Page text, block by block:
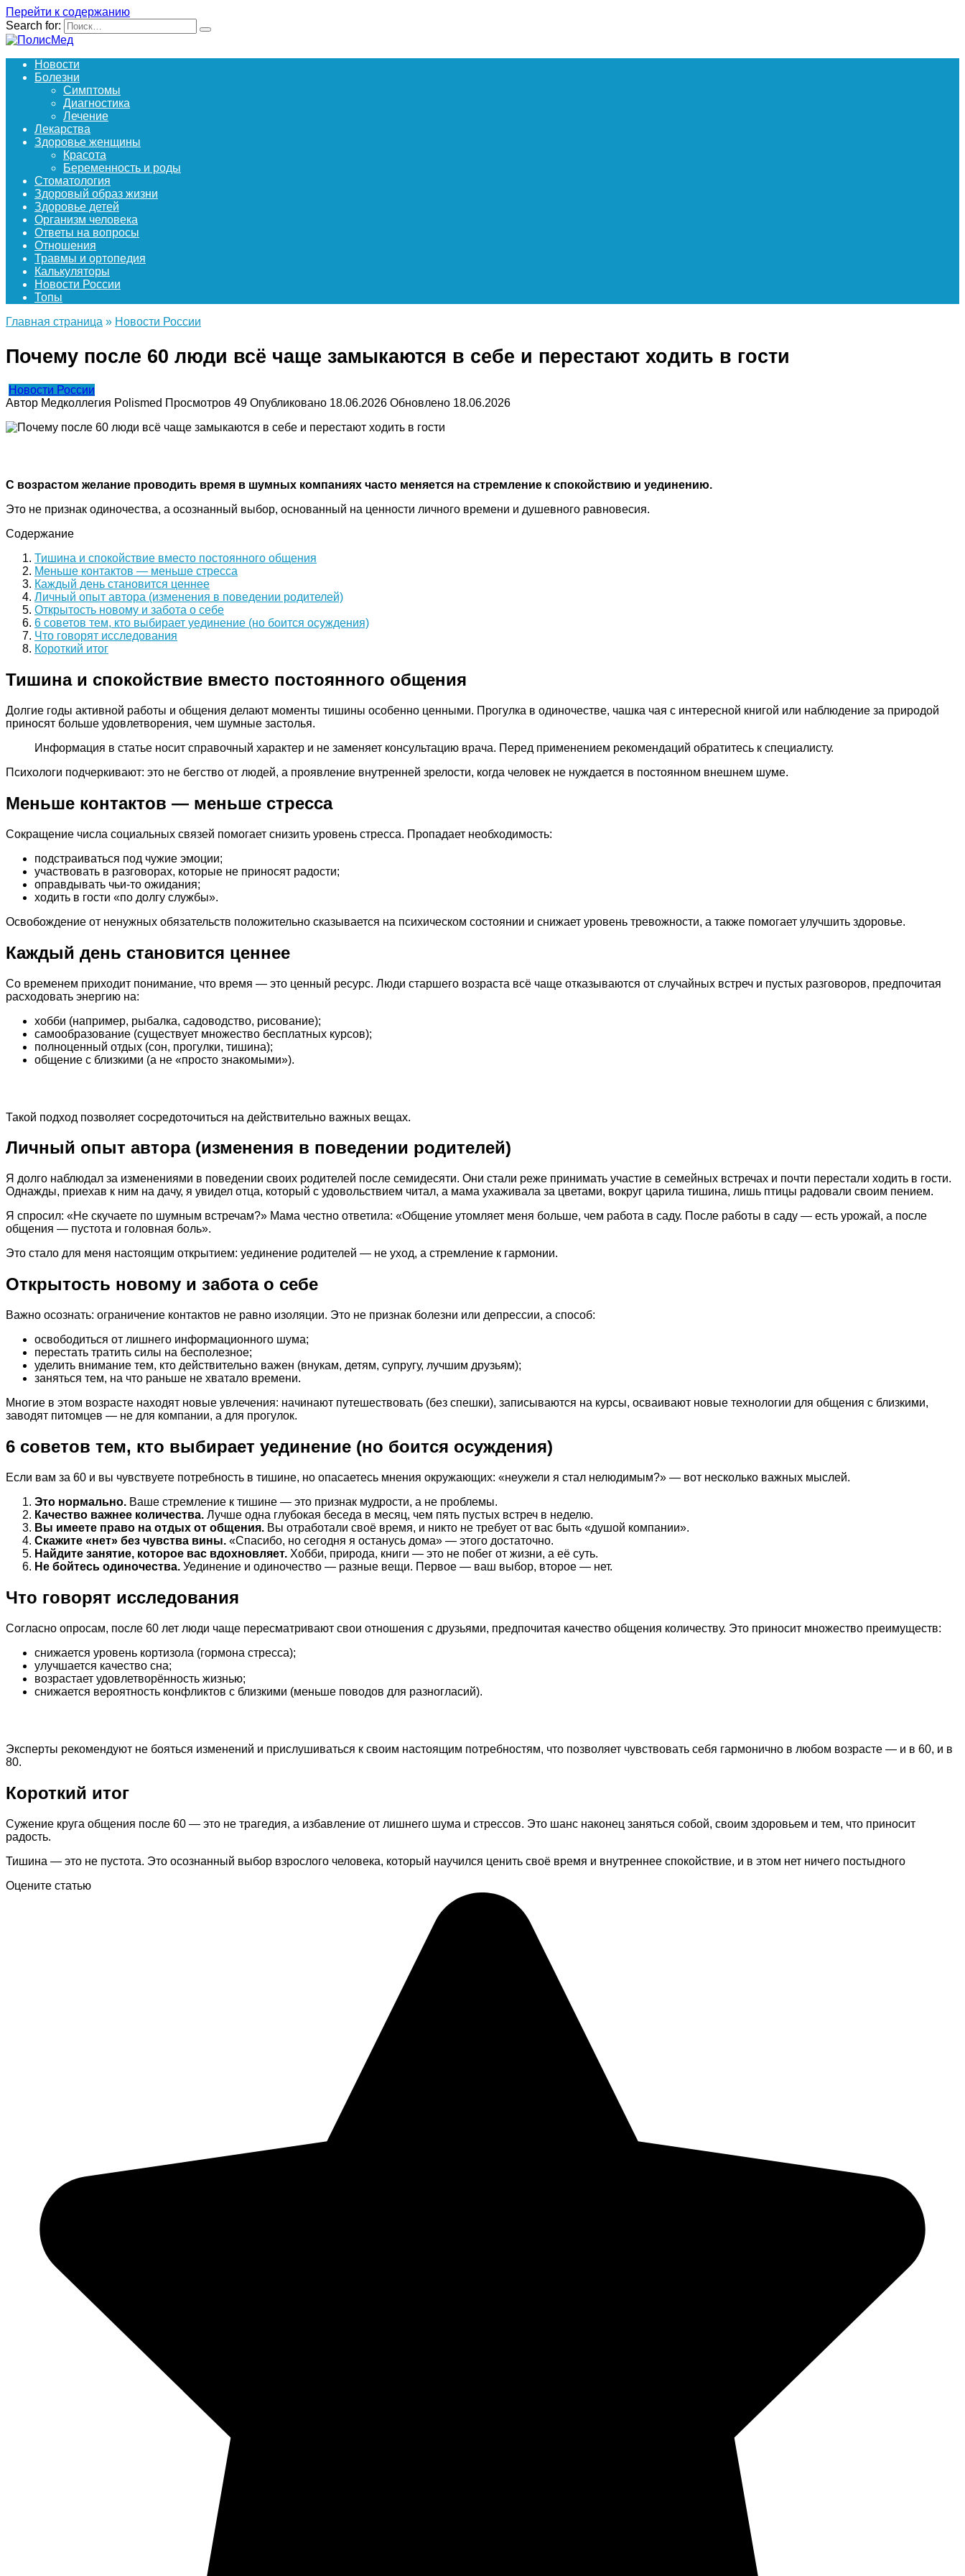
Перейти к содержанию
Search for:
Новости
Болезни
Симптомы
Диагностика
Лечение
Лекарства
Здоровье женщины
Красота
Беременность и роды
Стоматология
Здоровый образ жизни
Здоровье детей
Организм человека
Ответы на вопросы
Отношения
Травмы и ортопедия
Калькуляторы
Новости России
Топы
Главная страница » Новости России
Почему после 60 люди всё чаще замыкаются в себе и перестают ходить в гости
Новости России
Автор Медколлегия Polismed Просмотров 49 Опубликовано 18.06.2026 Обновлено 18.06.2026
С возрастом желание проводить время в шумных компаниях часто меняется на стремление к спокойствию и уединению.
Это не признак одиночества, а осознанный выбор, основанный на ценности личного времени и душевного равновесия.
Содержание
Тишина и спокойствие вместо постоянного общения
Меньше контактов — меньше стресса
Каждый день становится ценнее
Личный опыт автора (изменения в поведении родителей)
Открытость новому и забота о себе
6 советов тем, кто выбирает уединение (но боится осуждения)
Что говорят исследования
Короткий итог
Тишина и спокойствие вместо постоянного общения
Долгие годы активной работы и общения делают моменты тишины особенно ценными. Прогулка в одиночестве, чашка чая с интересной книгой или наблюдение за природой
приносят больше удовлетворения, чем шумные застолья.
Информация в статье носит справочный характер и не заменяет консультацию врача. Перед применением рекомендаций обратитесь к специалисту.
Психологи подчеркивают: это не бегство от людей, а проявление внутренней зрелости, когда человек не нуждается в постоянном внешнем шуме.
Меньше контактов — меньше стресса
Сокращение числа социальных связей помогает снизить уровень стресса. Пропадает необходимость:
подстраиваться под чужие эмоции;
участвовать в разговорах, которые не приносят радости;
оправдывать чьи-то ожидания;
ходить в гости «по долгу службы».
Освобождение от ненужных обязательств положительно сказывается на психическом состоянии и снижает уровень тревожности, а также помогает улучшить здоровье.
Каждый день становится ценнее
Со временем приходит понимание, что время — это ценный ресурс. Люди старшего возраста всё чаще отказываются от случайных встреч и пустых разговоров, предпочитая
расходовать энергию на:
хобби (например, рыбалка, садоводство, рисование);
самообразование (существует множество бесплатных курсов);
полноценный отдых (сон, прогулки, тишина);
общение с близкими (а не «просто знакомыми»).
Такой подход позволяет сосредоточиться на действительно важных вещах.
Личный опыт автора (изменения в поведении родителей)
Я долго наблюдал за изменениями в поведении своих родителей после семидесяти. Они стали реже принимать участие в семейных встречах и почти перестали ходить в гости.
Однажды, приехав к ним на дачу, я увидел отца, который с удовольствием читал, а мама ухаживала за цветами, вокруг царила тишина, лишь птицы радовали своим пением.
Я спросил: «Не скучаете по шумным встречам?» Мама честно ответила: «Общение утомляет меня больше, чем работа в саду. После работы в саду — есть урожай, а после
общения — пустота и головная боль».
Это стало для меня настоящим открытием: уединение родителей — не уход, а стремление к гармонии.
Открытость новому и забота о себе
Важно осознать: ограничение контактов не равно изоляции. Это не признак болезни или депрессии, а способ:
освободиться от лишнего информационного шума;
перестать тратить силы на бесполезное;
уделить внимание тем, кто действительно важен (внукам, детям, супругу, лучшим друзьям);
заняться тем, на что раньше не хватало времени.
Многие в этом возрасте находят новые увлечения: начинают путешествовать (без спешки), записываются на курсы, осваивают новые технологии для общения с близкими,
заводят питомцев — не для компании, а для прогулок.
6 советов тем, кто выбирает уединение (но боится осуждения)
Если вам за 60 и вы чувствуете потребность в тишине, но опасаетесь мнения окружающих: «неужели я стал нелюдимым?» — вот несколько важных мыслей.
Это нормально. Ваше стремление к тишине — это признак мудрости, а не проблемы.
Качество важнее количества. Лучше одна глубокая беседа в месяц, чем пять пустых встреч в неделю.
Вы имеете право на отдых от общения. Вы отработали своё время, и никто не требует от вас быть «душой компании».
Скажите «нет» без чувства вины. «Спасибо, но сегодня я останусь дома» — этого достаточно.
Найдите занятие, которое вас вдохновляет. Хобби, природа, книги — это не побег от жизни, а её суть.
Не бойтесь одиночества. Уединение и одиночество — разные вещи. Первое — ваш выбор, второе — нет.
Что говорят исследования
Согласно опросам, после 60 лет люди чаще пересматривают свои отношения с друзьями, предпочитая качество общения количеству. Это приносит множество преимуществ:
снижается уровень кортизола (гормона стресса);
улучшается качество сна;
возрастает удовлетворённость жизнью;
снижается вероятность конфликтов с близкими (меньше поводов для разногласий).
Эксперты рекомендуют не бояться изменений и прислушиваться к своим настоящим потребностям, что позволяет чувствовать себя гармонично в любом возрасте — и в 60, и в
80.
Короткий итог
Сужение круга общения после 60 — это не трагедия, а избавление от лишнего шума и стрессов. Это шанс наконец заняться собой, своим здоровьем и тем, что приносит
радость.
Тишина — это не пустота. Это осознанный выбор взрослого человека, который научился ценить своё время и внутреннее спокойствие, и в этом нет ничего постыдного
Оцените статью